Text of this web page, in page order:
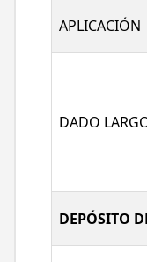
APLICACIÓN
DADO
DEPÓSITO